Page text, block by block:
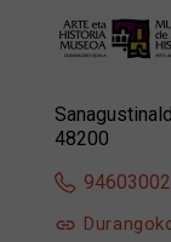
48200